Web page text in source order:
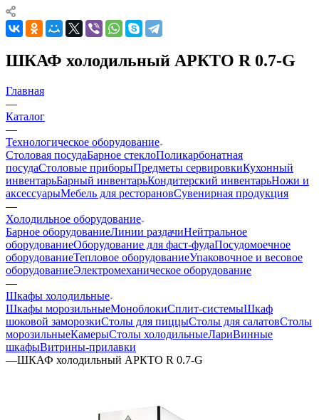
ШКАФ холодильный АРКТО R 0.7-G
Главная
—
Каталог
—
Технологическое оборудование
Столовая посудаБарное стеклоПоликарбонатная
посудаСтоловые приборыПредметы сервировкиКухонный
инвентарьБарный инвентарьКондитерский инвентарьНожи и
аксессуарыМебель для ресторановСувенирная продукция
—
Холодильное оборудование
Барное оборудованиеЛинии раздачиНейтральное
оборудованиеОборудование для фаст-фудаПосудомоечное
оборудованиеТепловое оборудованиеУпаковочное и весовое
оборудованиеЭлектромеханическое оборудование
—
Шкафы холодильные
Шкафы морозильныеМоноблокиСплит-системыШкаф
шоковой заморозкиСтолы для пиццыСтолы для салатовСтолы
морозильныеКамерыСтолы холодильныеЛариВинные
шкафыВитрины-прилавки
—ШКАФ холодильный АРКТО R 0.7-G